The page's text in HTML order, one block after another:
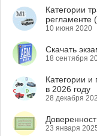
Категории
регламенте
10 июня 2020
Скачать
18 сентября
Категории и
в 2026 году
28 декабря
23 января